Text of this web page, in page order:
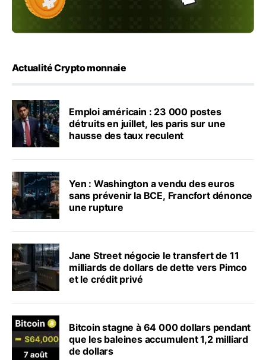
Actualité Crypto monnaie
Emploi américain : 23 000 postes
détruits en juillet, les paris sur une
hausse des taux reculent
Yen : Washington a vendu des euros
sans prévenir la BCE, Francfort dénonce
une rupture
Jane Street négocie le transfert de 11
milliards de dollars de dette vers Pimco
et le crédit privé
Bitcoin stagne à 64 000 dollars pendant
que les baleines accumulent 1,2 milliard
de dollars